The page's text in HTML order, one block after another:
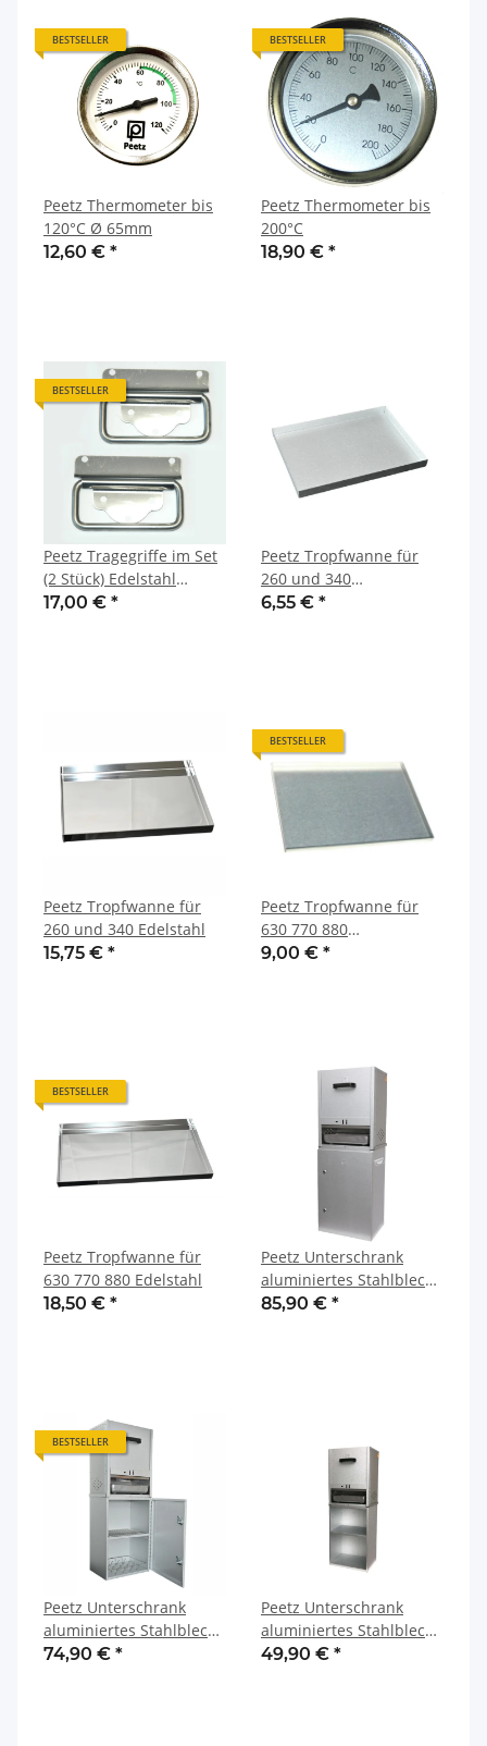
BESTSELLER
Peetz Thermometer bis
120°C Ø 65mm
12,60 € *
BESTSELLER
Peetz Thermometer bis
200°C
18,90 € *
BESTSELLER
Peetz Tragegriffe im Set
(2 Stück) Edelstahl
rostfrei
17,00 € *
Peetz Tropfwanne für
260 und 340
aluminiertes Stahlblech
6,55 € *
Peetz Tropfwanne für
260 und 340 Edelstahl
15,75 € *
BESTSELLER
Peetz Tropfwanne für
630 770 880
aluminiertes Stahlblech
9,00 € *
BESTSELLER
Peetz Tropfwanne für
630 770 880 Edelstahl
18,50 € *
Peetz Unterschrank
aluminiertes Stahlblech
mit Tür einer Ablage
85,90 € *
BESTSELLER
Peetz Unterschrank
aluminiertes Stahlblech
mit Tür mit Ablage
74,90 € *
Peetz Unterschrank
aluminiertes Stahlblech
offen mit Ablage
49,90 € *